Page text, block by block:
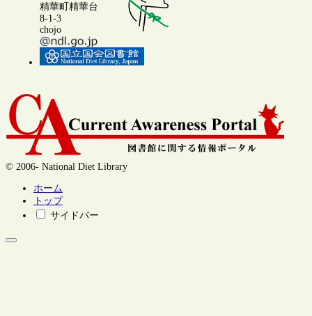
精華町精華台
8-1-3
chojo
© 2006- National Diet Library
ホーム
トップ
サイドバー